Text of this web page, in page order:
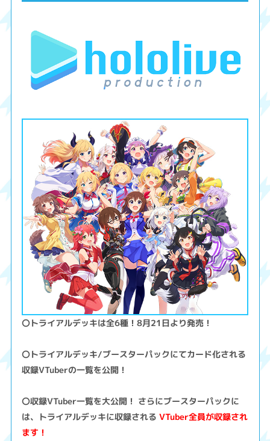
〇トライアルデッキは全6種！8月21日より発売！
〇トライアルデッキ/ブースターパックにてカード化される
収録VTuberの一覧を公開！
〇収録VTuber一覧を大公開！ さらにブースターパックに
は、トライアルデッキに収録されるVTuber全員が収録され
ます！